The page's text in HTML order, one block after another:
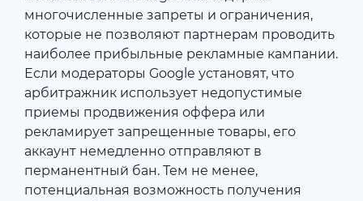
многочисленные запреты и ограничения,
которые не позволяют партнерам проводить
наиболее прибыльные рекламные кампании.
Если модераторы Google установят, что
арбитражник использует недопустимые
приемы продвижения оффера или
рекламирует запрещенные товары, его
аккаунт немедленно отправляют в
перманентный бан. Тем не менее,
потенциальная возможность получения